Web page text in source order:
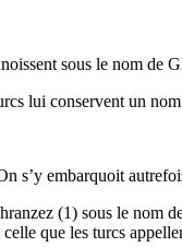
sous le nom de
lui conservent un
s’y embarquoit
(1) sous le
que les turcs